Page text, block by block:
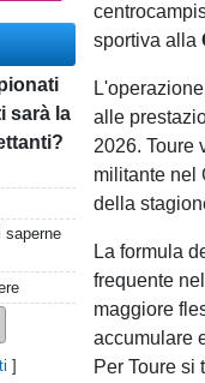
sarà la
saperne
]
sportiva alla
alle
2026. Toure
militante nel
della
La formula
frequente
maggiore
accumulare
Per Toure si